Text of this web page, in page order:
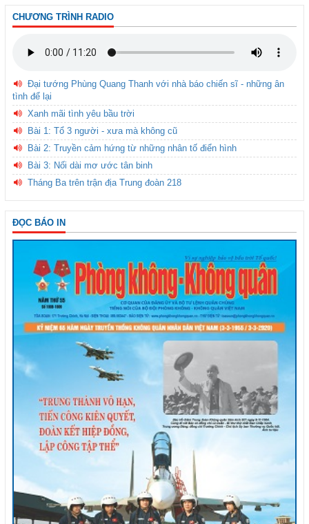
CHƯƠNG TRÌNH RADIO
Đại tướng Phùng Quang Thanh với nhà báo chiến sĩ - những ân
tình để lại
Xanh mãi tình yêu bầu trời
Bài 1: Tổ 3 người - xưa mà không cũ
Bài 2: Truyền cảm hứng từ những nhân tố điển hình
Bài 3: Nối dài mơ ước tân binh
Tháng Ba trên trận địa Trung đoàn 218
ĐỌC BÁO IN